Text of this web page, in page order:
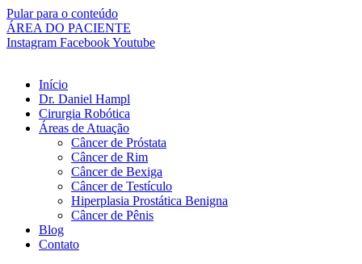
Pular para o conteúdo
ÁREA DO PACIENTE
Instagram FacebookYoutube
Início
Dr. Daniel Hampl
Cirurgia Robótica
Áreas de Atuação
Câncer de Próstata
Câncer de Rim
Câncer de Bexiga
Câncer de Testículo
Hiperplasia Prostática Benigna
Câncer de Pênis
Blog
Contato